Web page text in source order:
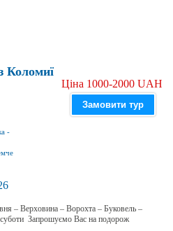
Коломиї
-
Ціна 1000-2000 UAH
Замовити тур
– Верховина – Ворохта – Буковель –
Запрошуємо Вас на подорож